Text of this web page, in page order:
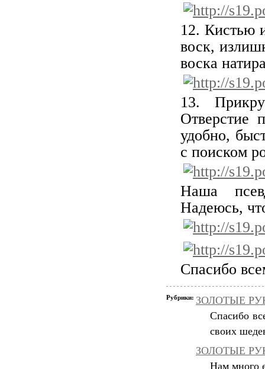
12. Кистью
воск,
воска
13.
Отверстие
удобно,
с поиском
Наша
Надеюсь,
Спасибо
Рубрики: ЗОЛОТЫЕ
Спасибо
своих
ЗОЛОТЫЕ
Нам много